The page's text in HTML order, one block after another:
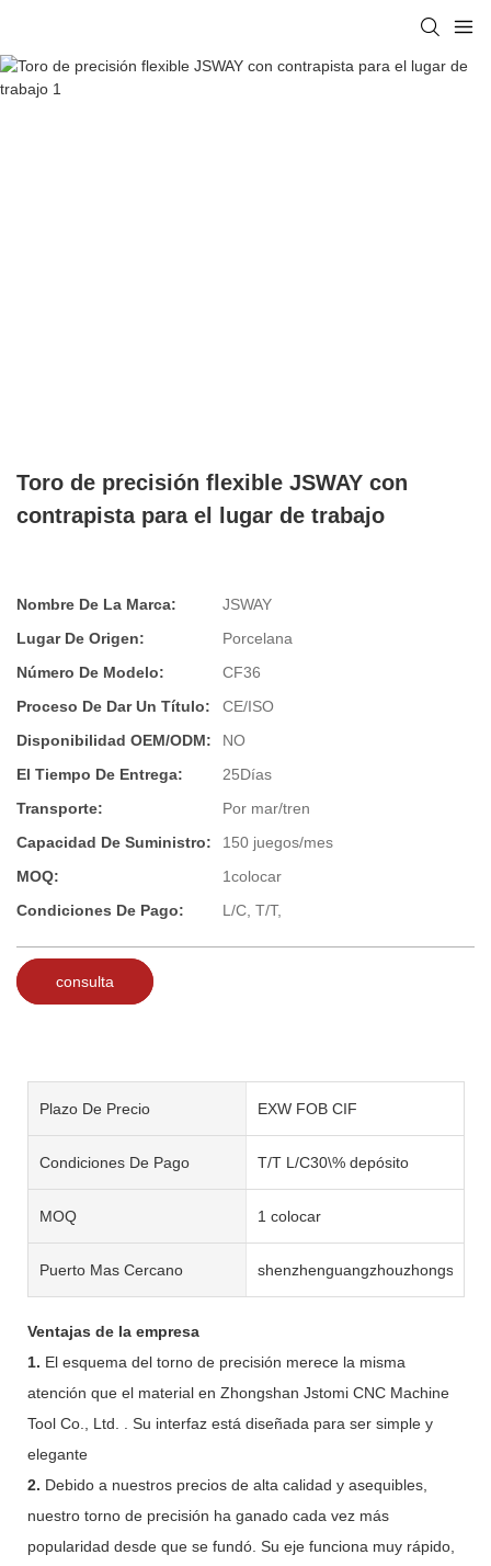
Toro de precisión flexible JSWAY con
contrapista para el lugar de trabajo
Nombre De La Marca:
JSWAY
Lugar De Origen:
Porcelana
Número De Modelo:
CF36
Proceso De Dar Un Título:
CE/ISO
Disponibilidad OEM/ODM:
NO
El Tiempo De Entrega:
25Días
Transporte:
Por mar/tren
Capacidad De Suministro:
150 juegos/mes
MOQ:
1colocar
Condiciones De Pago:
L/C, T/T,
consulta
Plazo De Precio EXW FOB CIF
Condiciones De Pago T/T L/C30\% depósito
MOQ 1 colocar
Puerto Mas Cercano shenzhenguangzhouzhongshan
Ventajas de la empresa
1. El esquema del torno de precisión merece la misma
atención que el material en Zhongshan Jstomi CNC Machine
Tool Co., Ltd. . Su interfaz está diseñada para ser simple y
elegante
2. Debido a nuestros precios de alta calidad y asequibles,
nuestro torno de precisión ha ganado cada vez más
popularidad desde que se fundó. Su eje funciona muy rápido,